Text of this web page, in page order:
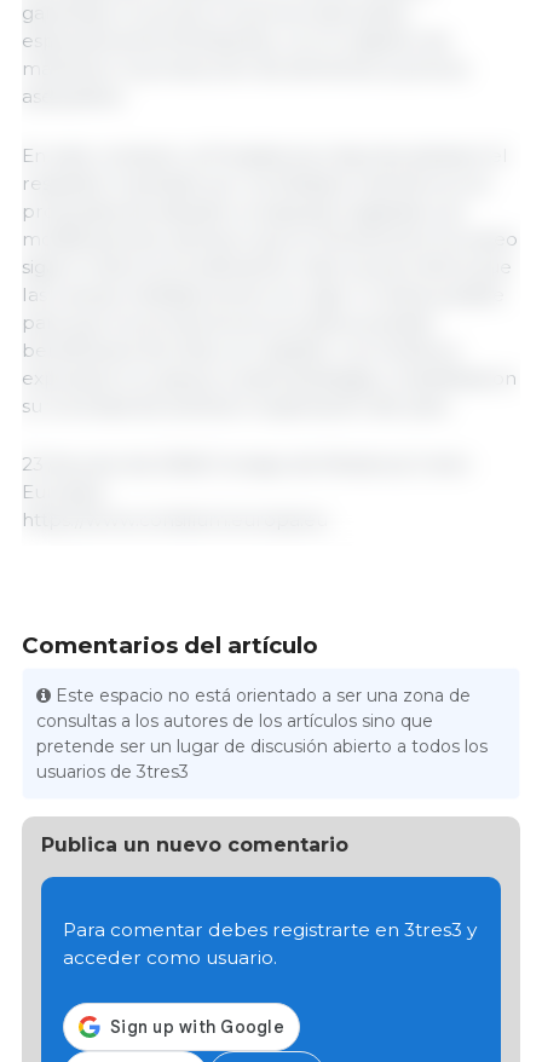
garantizar el acceso a insumos esenciales,
especialmente fertilizantes, con el objetivo de
mantener la producción de alimentos a precios
asequibles.
En este contexto, la Presidencia chipriota destacó el
respaldo mostrado por los Estados miembros a la
propuesta de adoptar el paquete legislativo sin
modificaciones, siempre que el Parlamento Europeo
siga el mismo procedimiento. Esta vía permitiría que
las nuevas medidas entren en vigor lo antes posible
para que los productores europeos puedan
beneficiarse de ellas con rapidez. Los ministros
expresaron su apoyo a esta estrategia y manifestaron
su voluntad de acelerar la aplicación del plan.
23 de junio de 2026/ Consejo de Ministros/ Unión
Europea.
https://www.consilium.europa.eu
Comentarios del artículo
Este espacio no está orientado a ser una zona de
consultas a los autores de los artículos sino que
pretende ser un lugar de discusión abierto a todos los
usuarios de 3tres3
Publica un nuevo comentario
Para comentar debes registrarte en 3tres3 y
acceder como usuario.